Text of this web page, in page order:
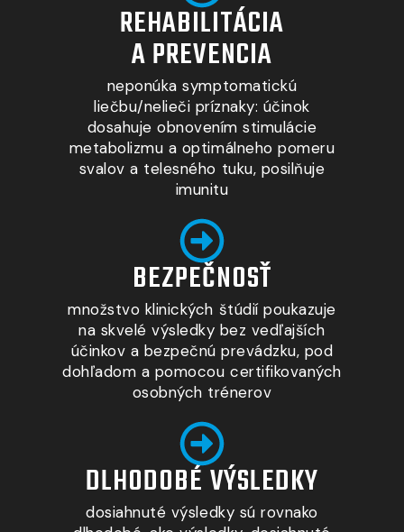
REHABILITÁCIA
A PREVENCIA
neponúka symptomatickú
liečbu/nelieči príznaky: účinok
dosahuje obnovením stimulácie
metabolizmu a optimálneho pomeru
svalov a telesného tuku, posilňuje
imunitu
BEZPEČNOSŤ
množstvo klinických štúdií poukazuje
na skvelé výsledky bez vedľajších
účinkov a bezpečnú prevádzku, pod
dohľadom a pomocou certifikovaných
osobných trénerov
DLHODOBÉ VÝSLEDKY
dosiahnuté výsledky sú rovnako